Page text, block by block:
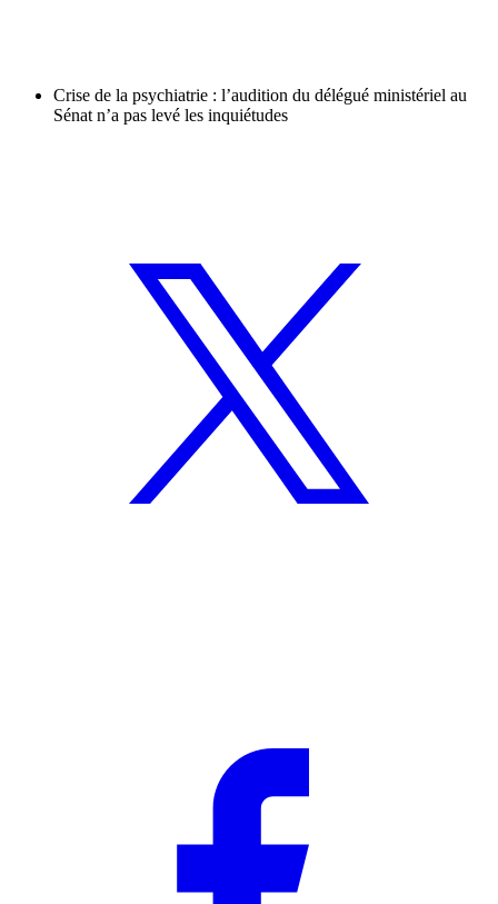
Crise de la psychiatrie : l’audition du délégué ministériel au
Sénat n’a pas levé les inquiétudes